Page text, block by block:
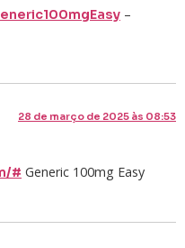
–
28 de março de 2025 às 08:53
# Generic 100mg Easy